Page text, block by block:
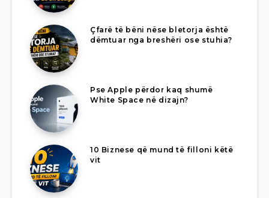
Çfarë të bëni nëse bletorja është
dëmtuar nga breshëri ose stuhia?
Pse Apple përdor kaq shumë
White Space në dizajn?
10 Biznese që mund të filloni këtë
vit